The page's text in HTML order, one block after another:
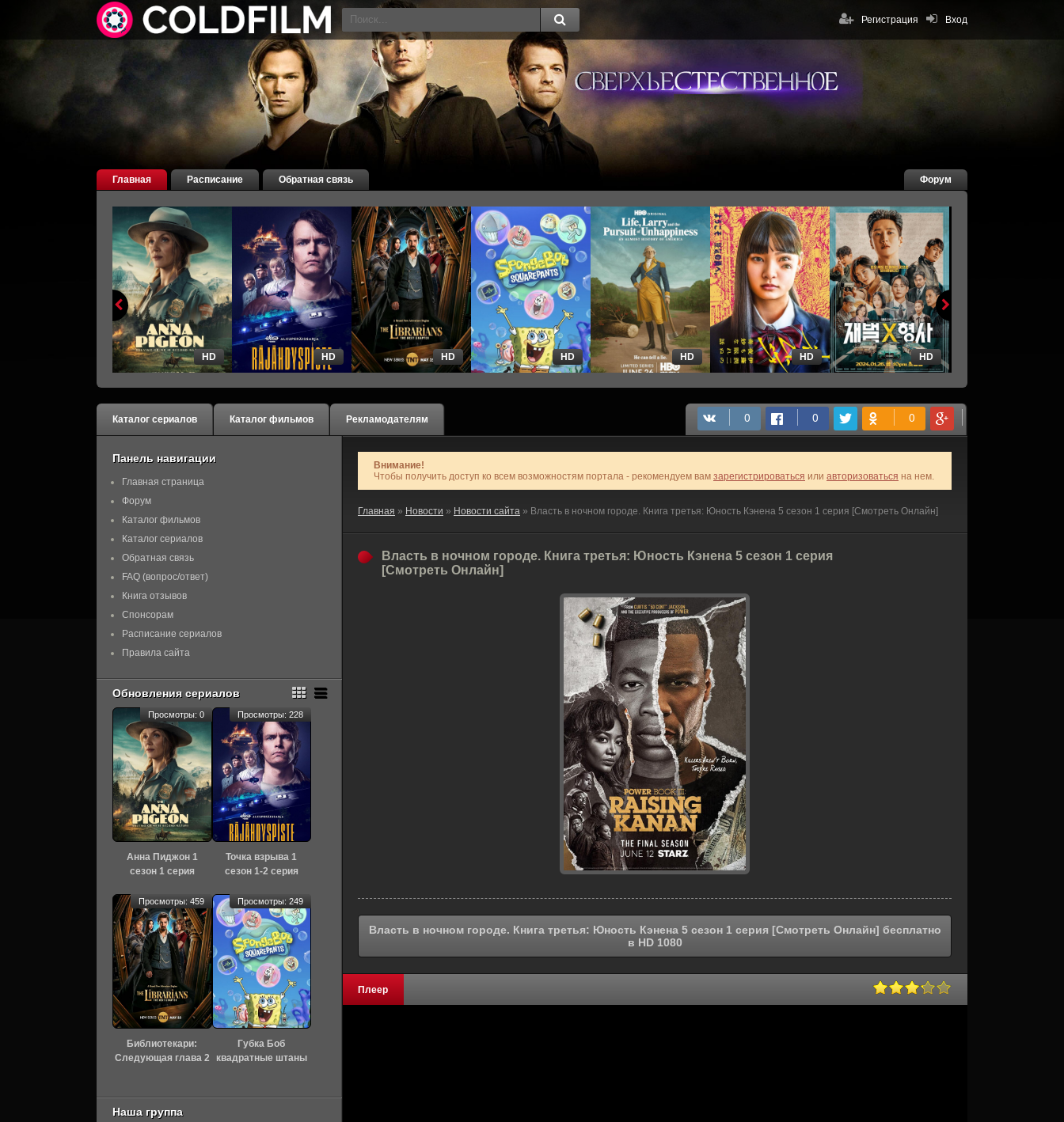
Вход
Регистрация
Главная Расписание Обратная связь Форум
HD HD HD HD HD HD HD
Каталог сериалов Каталог фильмов Рекламодателям
Внимание!
Чтобы получить доступ ко всем возможностям портала - рекомендуем вам зарегистрироваться или авторизоваться на нем.
Главная » Новости » Новости сайта » Власть в ночном городе. Книга третья: Юность Кэнена 5 сезон 1 серия [Смотреть Онлайн]
Власть в ночном городе. Книга третья: Юность Кэнена 5 сезон 1 серия
[Смотреть Онлайн]
Власть в ночном городе. Книга третья: Юность Кэнена 5 сезон 1 серия [Смотреть Онлайн] бесплатно
в HD 1080
Плеер
Панель навигации
Главная страница
Форум
Каталог фильмов
Каталог сериалов
Обратная связь
FAQ (вопрос/ответ)
Книга отзывов
Спонсорам
Расписание сериалов
Правила сайта
Обновления сериалов
Анна Пиджон 1
сезон 1 серия
Просмотры: 0
Точка взрыва 1
сезон 1-2 серия
Просмотры: 228
Библиотекари:
Следующая глава 2
Просмотры: 459
Губка Боб
квадратные штаны
Просмотры: 249
Наша группа